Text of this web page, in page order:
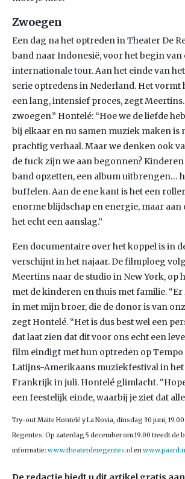
Zwoegen
Een dag na het optreden in Theater De
band naar Indonesië, voor het begin van
internationale tour. Aan het einde van
serie optredens in Nederland. Het vormt
een lang, intensief proces, zegt
zwoegen.” Hontelé: “Hoe we de liefde
bij elkaar en nu samen muziek maken is
prachtig verhaal. Maar we denken ook
de fuck zijn we aan begonnen?
band opzetten, een album uitbrengen…
buffelen. Aan de ene kant is het een
enorme blijdschap en energie, maar aan
het echt een aanslag.”
Een documentaire over het koppel is in
verschijnt in het najaar. De filmploeg
Meertins naar de studio in New York, op
met de kinderen en thuis met familie.
in met mijn broer, die de donor is van
zegt Hontelé. “Het is dus best wel een
dat laat zien dat dit voor ons echt een
film eindigt met hun optreden op
Latijns-Amerikaans muziekfestival in
Frankrijk in juli. Hontelé glimlacht.
een feestelijk einde, waarbij je ziet dat
Try-out Maite Hontelé y La Novia, dinsdag 30 juni, 19.00
Regentes. Op zaterdag 5 december om 19.00 treedt de
informatie: www.theaterderegentes.nlen